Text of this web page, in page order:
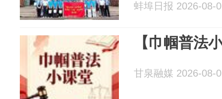
蚌埠日报 2026-08-
【巾帼普法
甘泉融媒 2026-08-